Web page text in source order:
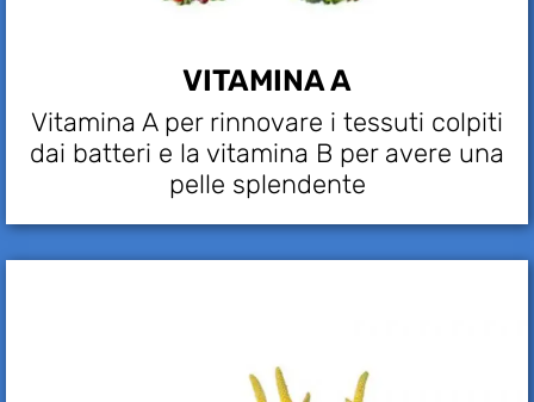
VITAMINA A
Vitamina A per rinnovare i tessuti colpiti
dai batteri e la vitamina B per avere una
pelle splendente